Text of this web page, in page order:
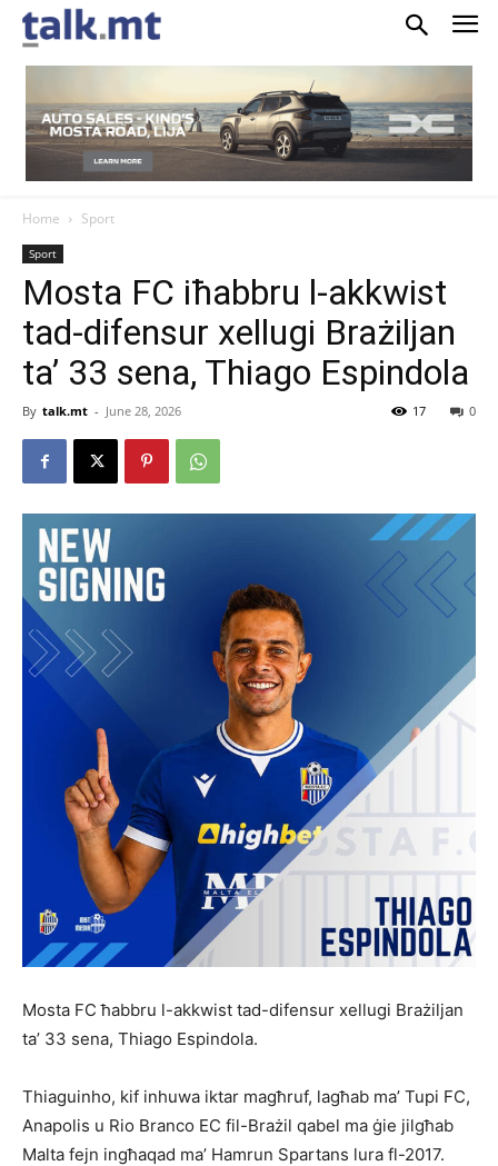
Home Sport
Sport
Mosta FC iħabbru l-akkwist
tad-difensur xellugi Brażiljan
ta’ 33 sena, Thiago Espindola
By talk.mt - June 28, 2026 0
17
Mosta FC ħabbru l-akkwist tad-difensur xellugi Brażiljan
ta’ 33 sena, Thiago Espindola.
Thiaguinho, kif inhuwa iktar magħruf, lagħab ma’ Tupi FC,
Anapolis u Rio Branco EC fil-Brażil qabel ma ġie jilgħab
Malta fejn ingħaqad ma’ Hamrun Spartans lura fl-2017.